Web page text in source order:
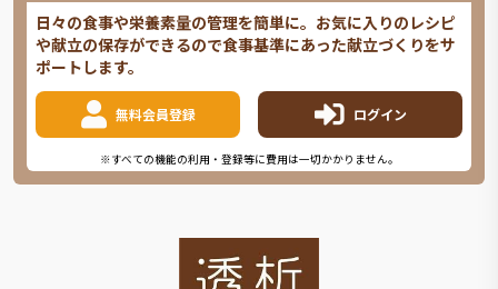
日々の食事や栄養素量の管理を簡単に。お気に入りのレシピ
や献立の保存ができるので食事基準にあった献立づくりをサ
ポートします。
無料会員登録 ログイン
※すべての機能の利用・登録等に費用は一切かかりません。